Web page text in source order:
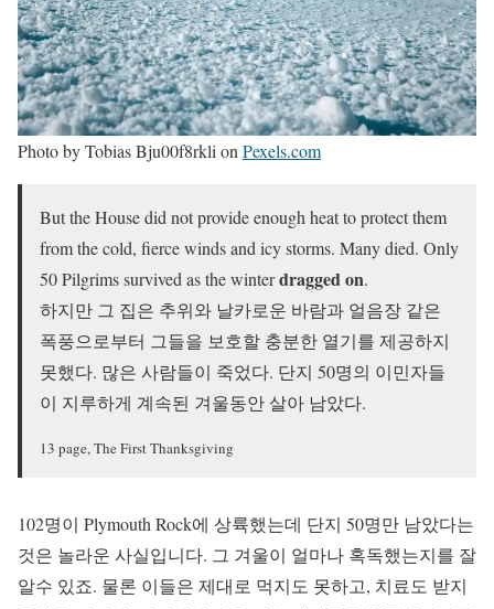
Photo by Tobias Bju00f8rkli onPexels.com
But the House did not provide enough heat to protect them
from the cold, fierce winds and icy storms. Many died. Only
50 Pilgrims survived as the winterdragged on.
하지만 그 집은 추위와 날카로운 바람과 얼음장 같은
폭풍으로부터 그들을 보호할 충분한 열기를 제공하지
못했다. 많은 사람들이 죽었다. 단지 50명의 이민자들
이 지루하게 계속된 겨울동안 살아 남았다.
13 page, The First Thanksgiving
102명이 Plymouth Rock에 상륙했는데 단지 50명만 남았다는
것은 놀라운 사실입니다. 그 겨울이 얼마나 혹독했는지를 잘
알수 있죠. 물론 이들은 제대로 먹지도 못하고, 치료도 받지